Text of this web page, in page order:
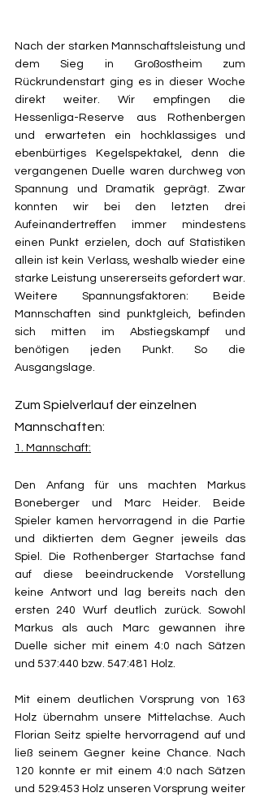
Nach der starken Mannschaftsleistung und
dem Sieg in Großostheim zum
Rückrundenstart ging es in dieser Woche
direkt weiter. Wir empfingen die
Hessenliga-Reserve aus Rothenbergen
und erwarteten ein hochklassiges und
ebenbürtiges Kegelspektakel, denn die
vergangenen Duelle waren durchweg von
Spannung und Dramatik geprägt. Zwar
konnten wir bei den letzten drei
Aufeinandertreffen immer mindestens
einen Punkt erzielen, doch auf Statistiken
allein ist kein Verlass, weshalb wieder eine
starke Leistung unsererseits gefordert war.
Weitere Spannungsfaktoren: Beide
Mannschaften sind punktgleich, befinden
sich mitten im Abstiegskampf und
benötigen jeden Punkt. So die
Ausgangslage.
Zum Spielverlauf der einzelnen
Mannschaften:
1. Mannschaft:
Den Anfang für uns machten Markus
Boneberger und Marc Heider. Beide
Spieler kamen hervorragend in die Partie
und diktierten dem Gegner jeweils das
Spiel. Die Rothenberger Startachse fand
auf diese beeindruckende Vorstellung
keine Antwort und lag bereits nach den
ersten 240 Wurf deutlich zurück. Sowohl
Markus als auch Marc gewannen ihre
Duelle sicher mit einem 4:0 nach Sätzen
und 537:440 bzw. 547:481 Holz.
Mit einem deutlichen Vorsprung von 163
Holz übernahm unsere Mittelachse. Auch
Florian Seitz spielte hervorragend auf und
ließ seinem Gegner keine Chance. Nach
120 konnte er mit einem 4:0 nach Sätzen
und 529:453 Holz unseren Vorsprung weiter